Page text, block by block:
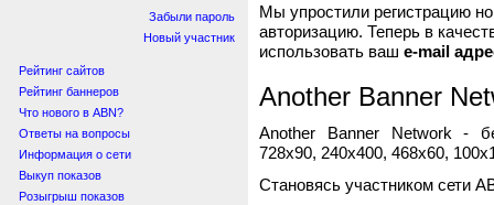
Забыли пароль
Новый участник
Рейтинг сайтов
Рейтинг баннеров
Что нового в ABN?
Ответы на вопросы
Информация о сети
Выкуп показов
Розыгрыш показов
Мы упростили регистрацию
авторизацию. Теперь в
использовать ваш e-mail
Another Banner
Another Banner Network -
728x90, 240x400, 468x60,
Становясь участником сети